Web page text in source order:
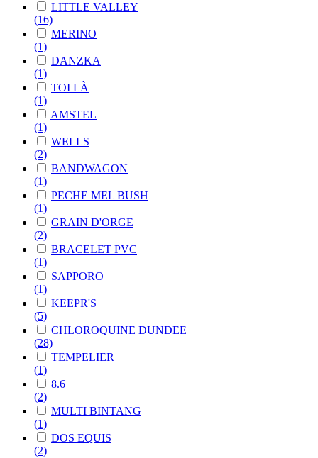
LITTLE VALLEY
(16)
MERINO
(1)
DANZKA
(1)
TOI LÀ
(1)
AMSTEL
(1)
WELLS
(2)
BANDWAGON
(1)
PECHE MEL BUSH
(1)
GRAIN D'ORGE
(2)
BRACELET PVC
(1)
SAPPORO
(1)
KEEPR'S
(5)
CHLOROQUINE DUNDEE
(28)
TEMPELIER
(1)
8.6
(2)
MULTI BINTANG
(1)
DOS EQUIS
(2)